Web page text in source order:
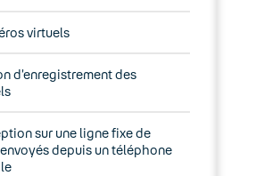
virtuels
d’enregistrement des
sur une ligne fixe de
depuis un téléphone